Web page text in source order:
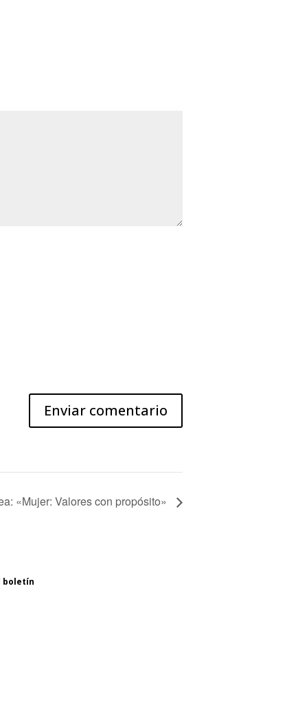
«Mujer: Valores con propósito»
boletín